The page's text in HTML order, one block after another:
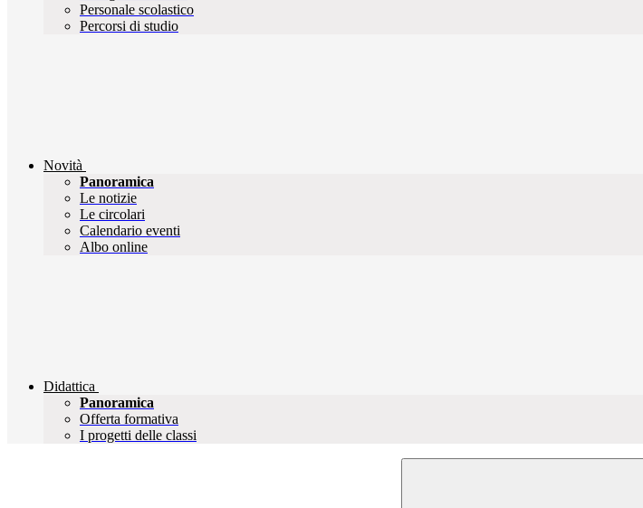
Personale scolastico
Percorsi di studio
Novità
Panoramica
Le notizie
Le circolari
Calendario eventi
Albo online
Didattica
Panoramica
Offerta formativa
I progetti delle classi